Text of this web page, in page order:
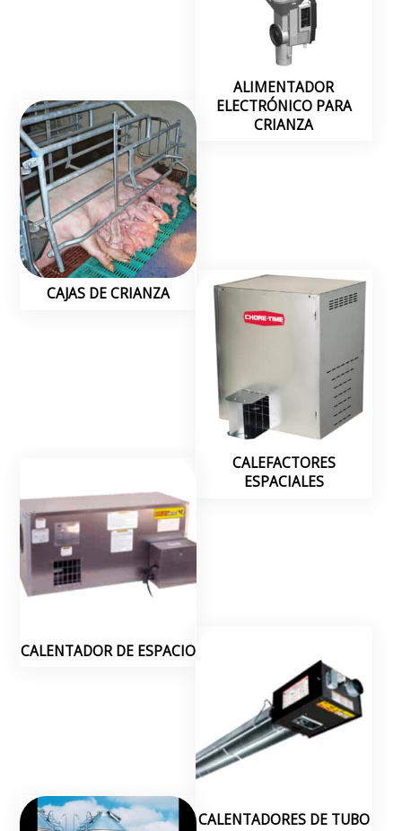
ALIMENTADOR
ELECTRÓNICO PARA
CRIANZA
CAJAS DE CRIANZA
CALEFACTORES
ESPACIALES
CALENTADOR DE ESPACIO
CALENTADORES DE TUBO